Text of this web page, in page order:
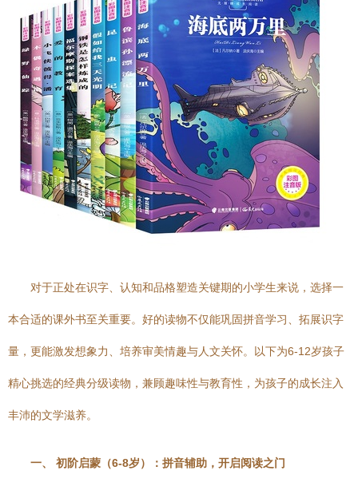
对于正处在识字、认知和品格塑造关键期的小学生来说，选择一
本合适的课外书至关重要。好的读物不仅能巩固拼音学习、拓展识字
量，更能激发想象力、培养审美情趣与人文关怀。以下为6-12岁孩子
精心挑选的经典分级读物，兼顾趣味性与教育性，为孩子的成长注入
丰沛的文学滋养。
一、 初阶启蒙（6-8岁）：拼音辅助，开启阅读之门